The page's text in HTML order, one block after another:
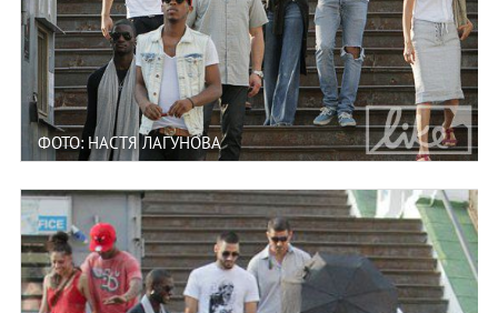
ФОТО: НАСТЯ ЛАГУНОВА